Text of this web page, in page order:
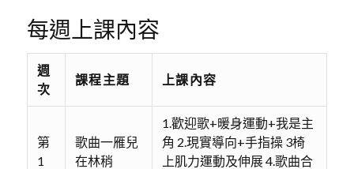
每週上課內容
週
次
課程主題 上課內容
第
1
歌曲一雁兒
在林稍
1.歡迎歌+暖身運動+我是主
角 2.現實導向+手指操 3椅
上肌力運動及伸展 4.歌曲合